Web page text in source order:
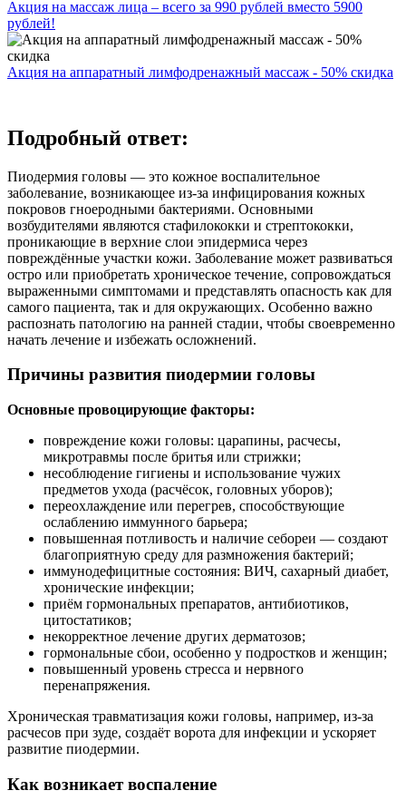
Акция на массаж лица – всего за 990 рублей вместо 5900
рублей!
Акция на аппаратный лимфодренажный массаж - 50% скидка
Подробный ответ:
Пиодермия головы — это кожное воспалительное
заболевание, возникающее из-за инфицирования кожных
покровов гноеродными бактериями. Основными
возбудителями являются стафилококки и стрептококки,
проникающие в верхние слои эпидермиса через
повреждённые участки кожи. Заболевание может развиваться
остро или приобретать хроническое течение, сопровождаться
выраженными симптомами и представлять опасность как для
самого пациента, так и для окружающих. Особенно важно
распознать патологию на ранней стадии, чтобы своевременно
начать лечение и избежать осложнений.
Причины развития пиодермии головы
Основные провоцирующие факторы:
повреждение кожи головы: царапины, расчесы,
микротравмы после бритья или стрижки;
несоблюдение гигиены и использование чужих
предметов ухода (расчёсок, головных уборов);
переохлаждение или перегрев, способствующие
ослаблению иммунного барьера;
повышенная потливость и наличие себореи — создают
благоприятную среду для размножения бактерий;
иммунодефицитные состояния: ВИЧ, сахарный диабет,
хронические инфекции;
приём гормональных препаратов, антибиотиков,
цитостатиков;
некорректное лечение других дерматозов;
гормональные сбои, особенно у подростков и женщин;
повышенный уровень стресса и нервного
перенапряжения.
Хроническая травматизация кожи головы, например, из-за
расчесов при зуде, создаёт ворота для инфекции и ускоряет
развитие пиодермии.
Как возникает воспаление